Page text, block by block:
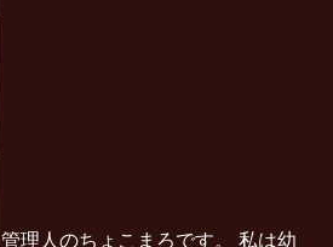
管理人のちょこまろです。 私は幼